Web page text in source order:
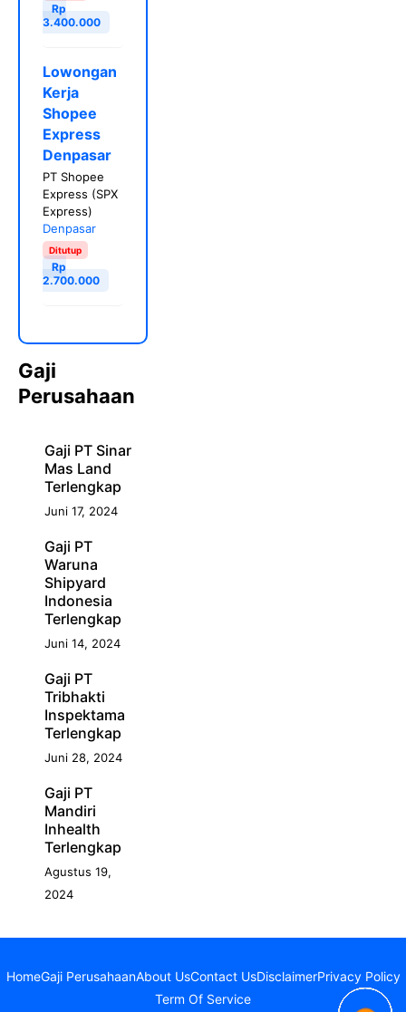
Rp
3.400.000
Lowongan
Kerja
Shopee
Express
Denpasar
PT Shopee
Express (SPX
Express)
Denpasar
Ditutup
Rp
2.700.000
Gaji
Perusahaan
Gaji PT Sinar
Mas Land
Terlengkap
Juni 17, 2024
Gaji PT
Waruna
Shipyard
Indonesia
Terlengkap
Juni 14, 2024
Gaji PT
Tribhakti
Inspektama
Terlengkap
Juni 28, 2024
Gaji PT
Mandiri
Inhealth
Terlengkap
Agustus 19,
2024
HomeGaji PerusahaanAbout UsContact UsDisclaimerPrivacy Policy
Term Of Service